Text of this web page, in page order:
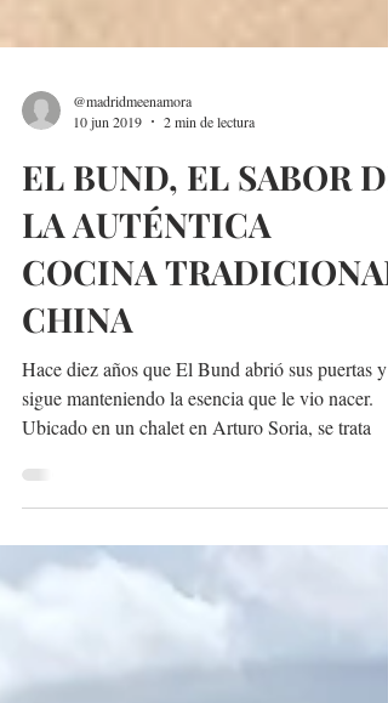
10 jun 2019
2 min de lectura
EL BUND, EL SABOR DE
LA AUTÉNTICA
COCINA TRADICIONAL
CHINA
Hace diez años que El Bund abrió sus puertas y
Ubicado en un chalet en Arturo Soria, se trata